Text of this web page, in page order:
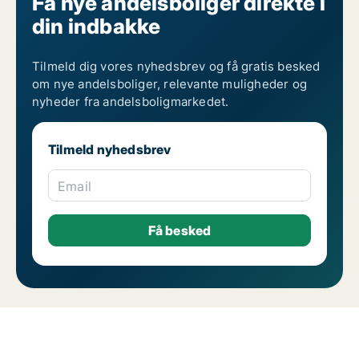
din indbakke
Tilmeld dig vores nyhedsbrev og få gratis besked
om nye andelsboliger, relevante muligheder og
nyheder fra andelsboligmarkedet.
Tilmeld nyhedsbrev
Email